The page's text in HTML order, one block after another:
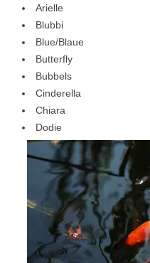
Arielle
Blubbi
Blue/Blaue
Butterfly
Bubbels
Cinderella
Chiara
Dodie